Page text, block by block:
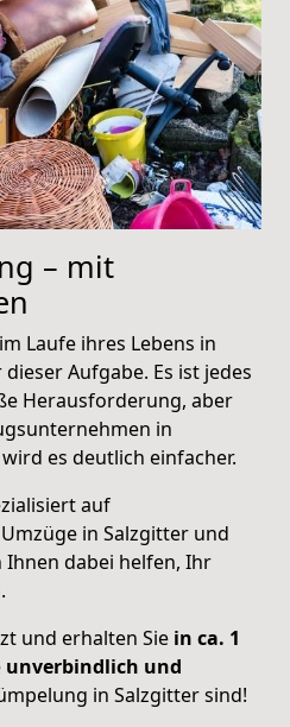
– mit
Laufe ihres Lebens in
Aufgabe. Es ist jedes
Herausforderung, aber
in
es deutlich einfacher.
auf
in Salzgitter und
dabei helfen, Ihr
und erhalten Sie in ca. 1
unverbindlich und
in Salzgitter sind!